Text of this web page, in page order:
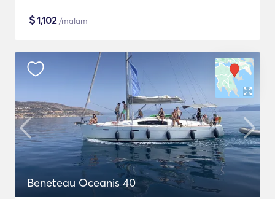
$1,102/malam
Beneteau Oceanis 40